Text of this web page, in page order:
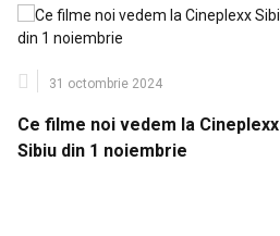
31 octombrie 2024
Ce filme noi vedem la Cineplexx
Sibiu din 1 noiembrie